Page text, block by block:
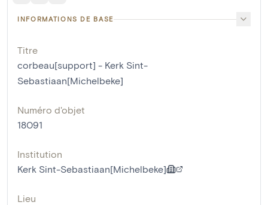
INFORMATIONS DE BASE
Titre
corbeau[support] - Kerk Sint-
Sebastiaan[Michelbeke]
Numéro d'objet
18091
Institution
Kerk Sint-Sebastiaan[Michelbeke]
Lieu